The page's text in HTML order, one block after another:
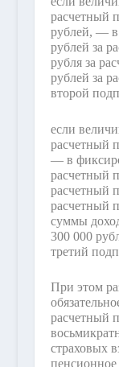
расчетный
рублей, — в
рублей за
рубля за
рублей за
второй
если
расчетный
— в
расчетный
расчетный
расчетный
суммы
300 000
третий
При этом
расчетный
страховых
пенсионное